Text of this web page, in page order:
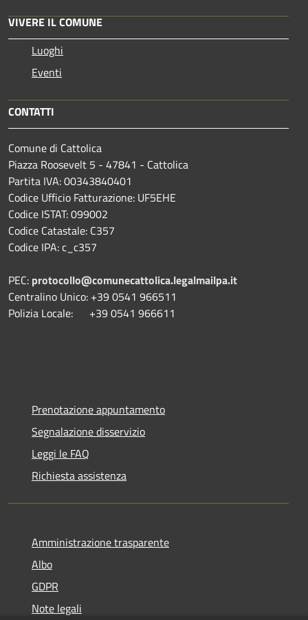
VIVERE IL COMUNE
Luoghi
Eventi
CONTATTI
Comune di Cattolica
Piazza Roosevelt 5 - 47841 - Cattolica
Partita IVA: 00343840401
Codice Ufficio Fatturazione: UF5EHE
Codice ISTAT: 099002
Codice Catastale: C357
Codice IPA: c_c357
PEC: protocollo@comunecattolica.legalmailpa.it
Centralino Unico: +39 0541 966511
Polizia Locale: +39 0541 966611
Prenotazione appuntamento
Segnalazione disservizio
Leggi le FAQ
Richiesta assistenza
Amministrazione trasparente
Albo
GDPR
Note legali